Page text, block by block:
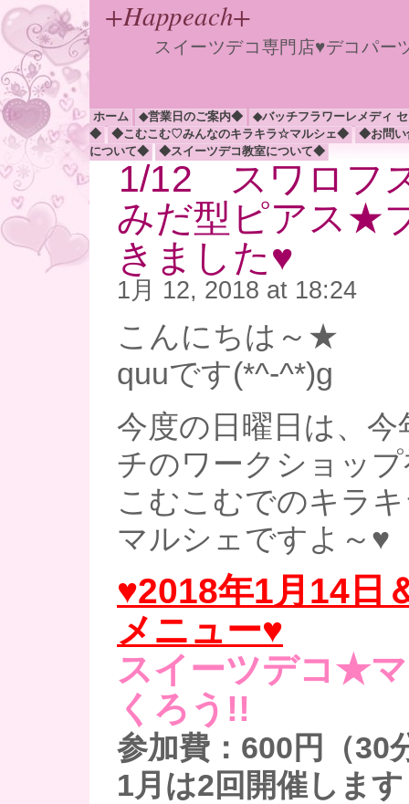
+Happeach+
スイーツデコ専門店♥デコパ
ホーム ◆営業日のご案内◆
◆バッチフラワーレメディ
◆
◆こむこむ♡みんなのキラキラ☆マルシェ◆
◆お問
について◆
◆スイーツデコ教室について◆
1/12 スワロフ
みだ型ピアス★
きました♥
1月 12, 2018 at 18:24
こんにちは～★
quuです(*^-^*)g
今度の日曜日は、
チのワークショッ
こむこむでのキラ
マルシェですよ～♥
♥2018年1月14 日
メニュー♥
スイーツデコ★
くろう!!
参加費：600円（30
1月は2回開催します